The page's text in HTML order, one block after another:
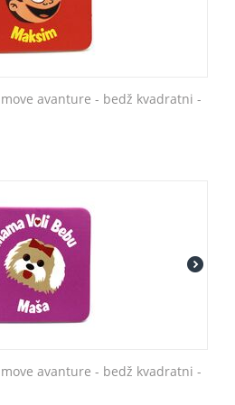
avanture - bedž kvadratni -
avanture - bedž kvadratni -